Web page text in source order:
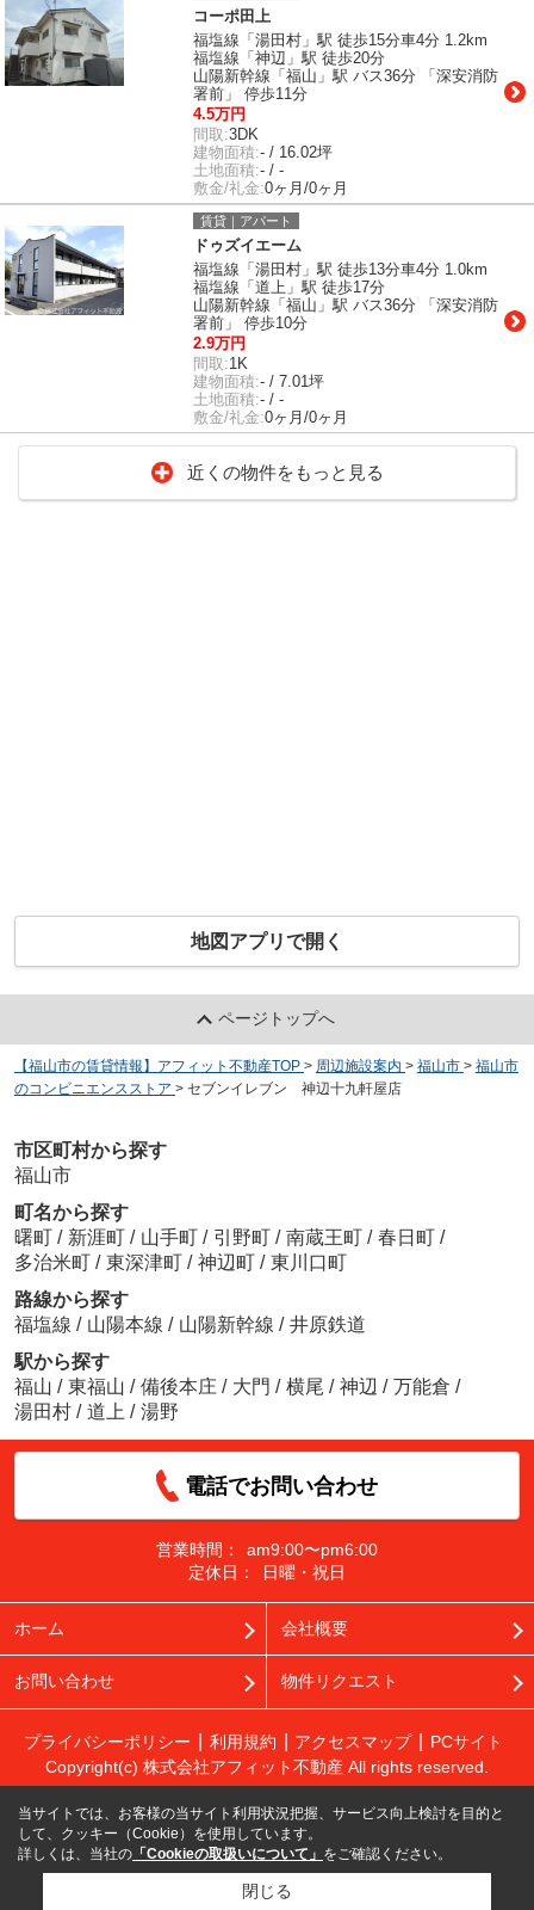
コーポ田上
福塩線「湯田村」駅 徒歩15分車4分 1.2km
福塩線「神辺」駅 徒歩20分
山陽新幹線「福山」駅 バス36分 「深安消防
署前」 停歩11分
4.5万円
間取:3DK
建物面積:- / 16.02坪
土地面積:- / -
敷金/礼金:0ヶ月/0ヶ月
賃貸｜アパート
ドゥズイエーム
福塩線「湯田村」駅 徒歩13分車4分 1.0km
福塩線「道上」駅 徒歩17分
山陽新幹線「福山」駅 バス36分 「深安消防
署前」 停歩10分
2.9万円
間取:1K
建物面積:- / 7.01坪
土地面積:- / -
敷金/礼金:0ヶ月/0ヶ月
近くの物件をもっと見る
地図アプリで開く
ページトップへ
【福山市の賃貸情報】アフィット不動産TOP > 周辺施設案内 > 福山市 > 福山市
のコンビニエンスストア > セブンイレブン 神辺十九軒屋店
市区町村から探す
福山市
町名から探す
曙町 / 新涯町 / 山手町 / 引野町 / 南蔵王町 / 春日町 /
多治米町 / 東深津町 / 神辺町 / 東川口町
路線から探す
福塩線 / 山陽本線 / 山陽新幹線 / 井原鉄道
駅から探す
福山 / 東福山 / 備後本庄 / 大門 / 横尾 / 神辺 / 万能倉 /
湯田村 / 道上 / 湯野
電話でお問い合わせ
営業時間：
am9:00〜pm6:00
定休日：
日曜・祝日
ホーム 会社概要
お問い合わせ 物件リクエスト
プライバシーポリシー 利用規約 アクセスマップ
PCサイト
Copyright(c) 株式会社アフィット不動産 All rights reserved.
当サイトでは、お客様の当サイト利用状況把握、サービス向上検討を目的と
して、クッキー（Cookie）を使用しています。
詳しくは、当社の 「Cookieの取扱いについて」 をご確認ください。
閉じる